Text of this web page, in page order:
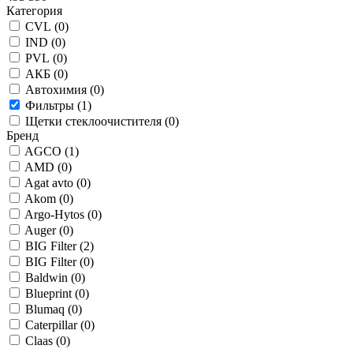
Категория
CVL (0)
IND (0)
PVL (0)
АКБ (0)
Автохимия (0)
Фильтры (1)
Щетки стеклоочистителя (0)
Бренд
AGCO (1)
AMD (0)
Agat avto (0)
Akom (0)
Argo-Hytos (0)
Auger (0)
BIG Filter (2)
BIG Filter (0)
Baldwin (0)
Blueprint (0)
Blumaq (0)
Caterpillar (0)
Claas (0)